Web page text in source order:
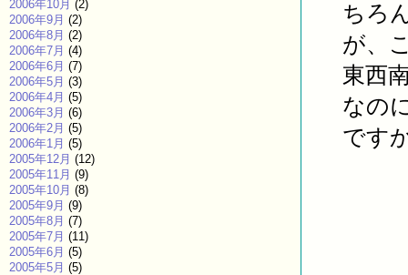
ちろ
が、
東西
なの
です
2006年10月 (2)
2006年9月 (2)
2006年8月 (2)
2006年7月 (4)
2006年6月 (7)
2006年5月 (3)
2006年4月 (5)
2006年3月 (6)
2006年2月 (5)
2006年1月 (5)
2005年12月 (12)
2005年11月 (9)
2005年10月 (8)
2005年9月 (9)
2005年8月 (7)
2005年7月 (11)
2005年6月 (5)
2005年5月 (5)